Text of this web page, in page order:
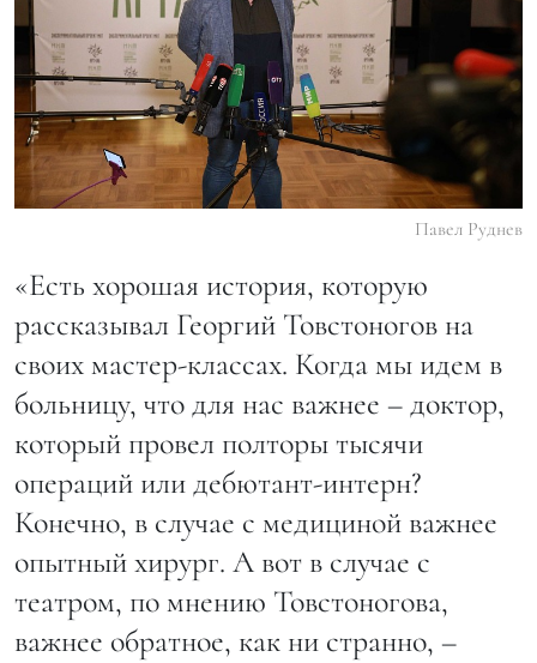
Павел Руднев
«Есть хорошая история, которую
рассказывал Георгий Товстоногов на
своих мастер-классах. Когда мы идем в
больницу, что для нас важнее – доктор,
который провел полторы тысячи
операций или дебютант-интерн?
Конечно, в случае с медициной важнее
опытный хирург. А вот в случае с
театром, по мнению Товстоногова,
важнее обратное, как ни странно, –